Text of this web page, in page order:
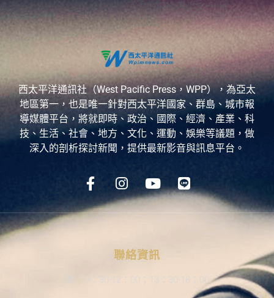
西太平洋通訊社（West Pacific Press，WPP），為亞太
地區第一，也是唯一針對西太平洋國家、群島、城市報
導媒體平台，將就即時、政治、國際、經濟、產業、科
技、生活、社會、地方、文化、運動、娛樂等議題，做
深入的剖析探討新聞，提供最新影音與訊息平台。
聯絡資訊
9：30-12：00；13：30-18：00